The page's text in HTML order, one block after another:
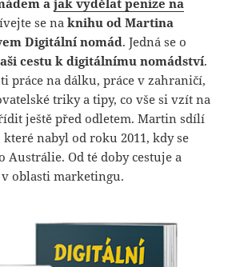
se naknihu od Martina
Digitální nomád. Jedná se o
cestu k digitálnímu nomádství.
práce na dálku, práce v zahraničí,
triky a tipy, co vše si vzít na
ještě před odletem. Martin sdílí
nabyl od roku 2011, kdy se
Austrálie. Od té doby cestuje a
oblasti marketingu.